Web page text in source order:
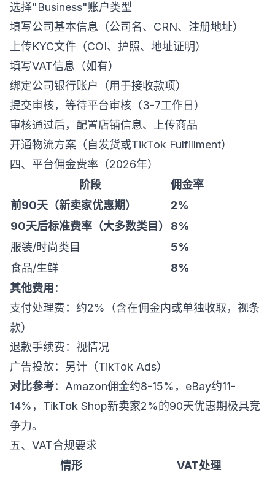
选择"Business"账户类型
填写公司基本信息（公司名、CRN、注册地址）
上传KYC文件（COI、护照、地址证明）
填写VAT信息（如有）
绑定公司银行账户（用于接收款项）
提交审核，等待平台审核（3-7工作日）
审核通过后，配置店铺信息、上传商品
开通物流方案（自发货或TikTok Fulfillment）
四、平台佣金费率（2026年）
阶段
佣金率
前90天（新卖家优惠期）
2%
90天后标准费率（大多数类目）
8%
服装/时尚类目
5%
食品/生鲜
8%
其他费用 ：
支付处理费：约2%（含在佣金内或单独收取，视条
款）
退款手续费：视情况
广告投放：另计（TikTok Ads）
对比参考：Amazon佣金约8-15%，eBay约11-
14%，TikTok Shop新卖家2%的90天优惠期极具竞
争力。
五、VAT合规要求
情形
VAT处理